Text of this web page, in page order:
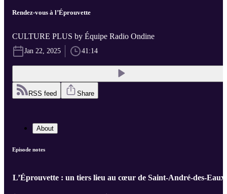
Rendez-vous à l’Éprouvette
CULTURE PLUS by Équipe Radio Ondine
Jan 22, 2025 41:14
RSS feed Share
About
Episode notes
L’Éprouvette : un tiers lieu au cœur de Saint-André-des-Eaux